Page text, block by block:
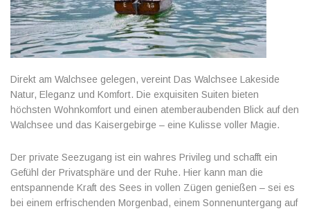
Direkt am Walchsee gelegen, vereint Das Walchsee Lakeside
Natur, Eleganz und Komfort. Die exquisiten Suiten bieten
höchsten Wohnkomfort und einen atemberaubenden Blick auf den
Walchsee und das Kaisergebirge – eine Kulisse voller Magie.
Der private Seezugang ist ein wahres Privileg und schafft ein
Gefühl der Privatsphäre und der Ruhe. Hier kann man die
entspannende Kraft des Sees in vollen Zügen genießen – sei es
bei einem erfrischenden Morgenbad, einem Sonnenuntergang auf